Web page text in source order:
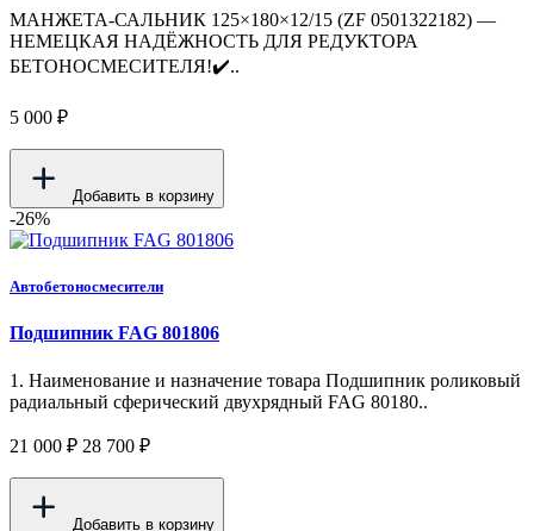
МАНЖЕТА-САЛЬНИК 125×180×12/15 (ZF 0501322182) —
НЕМЕЦКАЯ НАДЁЖНОСТЬ ДЛЯ РЕДУКТОРА
БЕТОНОСМЕСИТЕЛЯ!✔️..
5 000 ₽
Добавить в корзину
-26%
Автобетоносмесители
Подшипник FAG 801806
1. Наименование и назначение товара Подшипник роликовый
радиальный сферический двухрядный FAG 80180..
21 000 ₽ 28 700 ₽
Добавить в корзину